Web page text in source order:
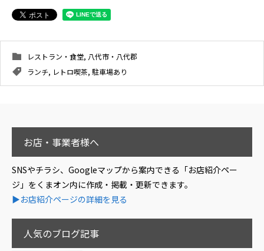
レストラン・食堂, 八代市・八代郡
ランチ, レトロ喫茶, 駐車場あり
お店・事業者様へ
SNSやチラシ、Googleマップから案内できる「お店紹介ペー
ジ」をくまオン内に作成・掲載・更新できます。
▶お店紹介ページの詳細を見る
人気のブログ記事